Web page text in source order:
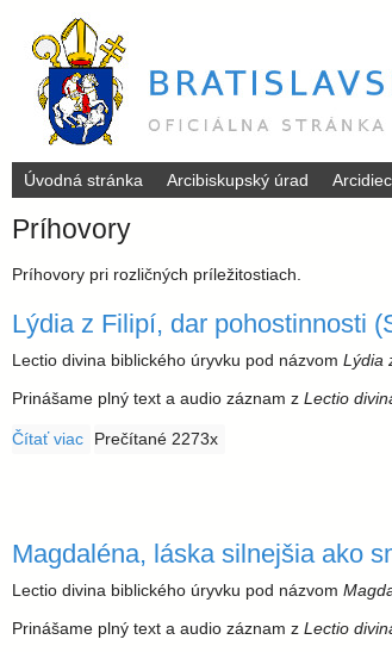
B
r
a
t
i
l
a
H
O
N
M
N
U
Úvodná stránka Arcibiskupský úrad
Príhovory
Príhovory pri rozličných príležitostiach.
Lýdia z Filipí, dar pohostinnosti
Lectio divina biblického úryvku pod názvom Lýdia
Prinášame plný text a audio záznam z Lectio
Čítať viac o Lýdia z Filipí, dar pohostinnosti (Sk
Prečítané 2273x
Magdaléna, láska silnejšia ako
Lectio divina biblického úryvku pod názvom
Prinášame plný text a audio záznam z Lectio